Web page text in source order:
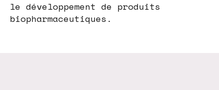
le développement de produits
biopharmaceutiques.